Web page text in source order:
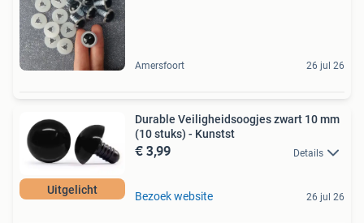
Amersfoort 26 jul 26
Uitgelicht
Durable Veiligheidsoogjes zwart 10 mm
(10 stuks) - Kunstst
€ 3,99 Details
Bezoek website 26 jul 26